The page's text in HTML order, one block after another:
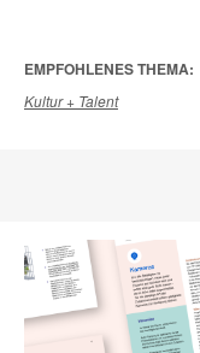
EMPFOHLENES THEMA:
Kultur + Talent